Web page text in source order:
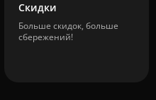
Скидки
Больше скидок, больше
сбережений!